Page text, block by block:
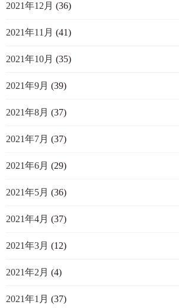
2021年12月 (36)
2021年11月 (41)
2021年10月 (35)
2021年9月 (39)
2021年8月 (37)
2021年7月 (37)
2021年6月 (29)
2021年5月 (36)
2021年4月 (37)
2021年3月 (12)
2021年2月 (4)
2021年1月 (37)